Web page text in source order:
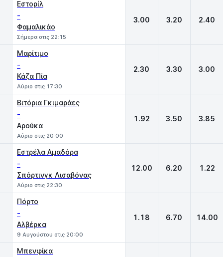
Εστορίλ
-
Φαμαλικάο
Σήμερα στις 22:15
3.00 3.20 2.40
Μαρίτιμο
-
Κάζα Πία
Αύριο στις 17:30
2.30 3.30 3.00
Βιτόρια Γκιμαράες
-
Αρούκα
Αύριο στις 20:00
1.92 3.50 3.85
Εστρέλα Αμαδόρα
-
Σπόρτινγκ Λισαβόνας
Αύριο στις 22:30
12.00 6.20 1.22
Πόρτο
-
Αλβέρκα
9 Αυγούστου στις 20:00
1.18 6.70 14.00
Μπενφίκα